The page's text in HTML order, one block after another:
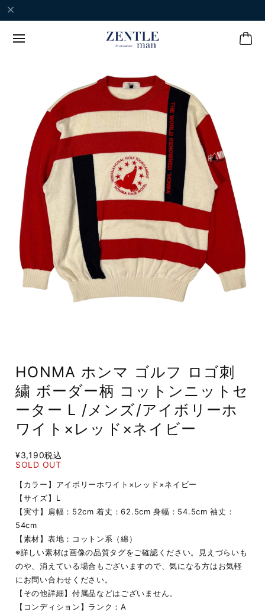
HONMA ホンマ ゴルフ ロゴ刺
繍 ボーダー柄 コットンニットセ
ーター L /メンズ/アイボリーホ
ワイト×レッド×ネイビー
¥3,190税込
SOLD OUT
【カラー】アイボリーホワイト×レッド×ネイビー
【サイズ】L
【実寸】肩幅：52cm 着丈：62.5cm 身幅：54.5cm 袖丈：
54cm
【素材】表地：コットン系（綿）
※詳しい素材は画像の品質タグをご確認ください。見えづらいも
のや、消えている場合もございますので、気になる方はお気軽
にお問い合わせください。
【その他詳細】付属品などはございません。
【コンディション】ランク：A